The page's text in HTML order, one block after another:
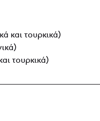
και τουρκικά)
τουρκικά)